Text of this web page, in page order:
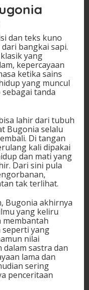
dan teks kuno
bangkai sapi.
yang
kepercayaan
ketika sains
yang muncul
tanda
lahir dari tubuh
Bugonia selalu
Di tangan
kali dipakai
dan mati yang
Dari sini pula
tak terlihat.
Bugonia akhirnya
yang keliru
membantah
yang
nilai
sastra dan
lama dan
sering
penceritaan